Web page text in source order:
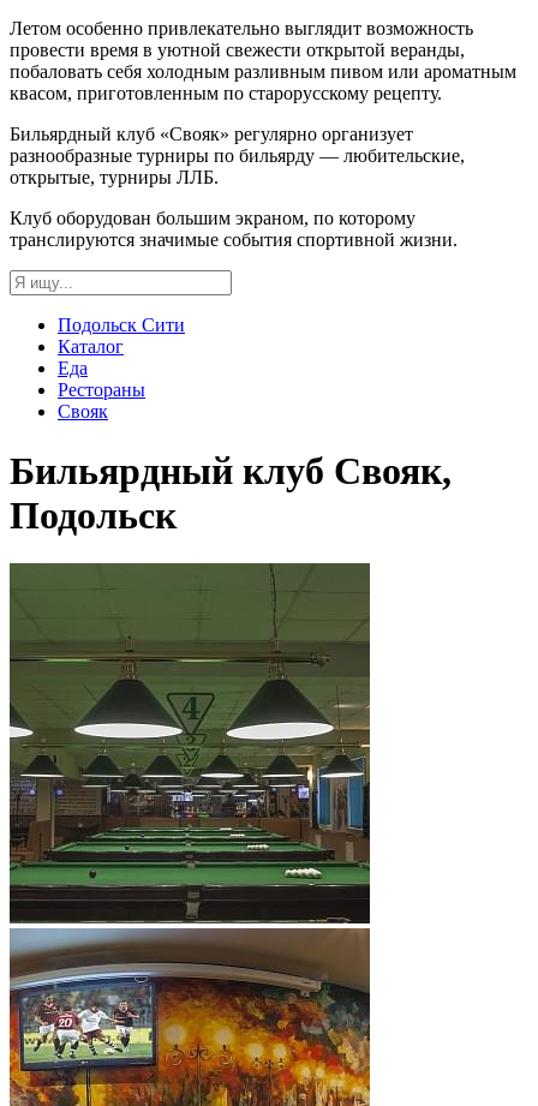
Летом особенно привлекательно выглядит возможность
провести время в уютной свежести открытой веранды,
побаловать себя холодным разливным пивом или ароматным
квасом, приготовленным по старорусскому рецепту.
Бильярдный клуб «Свояк» регулярно организует
разнообразные турниры по бильярду — любительские,
открытые, турниры ЛЛБ.
Клуб оборудован большим экраном, по которому
транслируются значимые события спортивной жизни.
Подольск Сити
Каталог
Еда
Рестораны
Свояк
Бильярдный клуб Свояк,
Подольск